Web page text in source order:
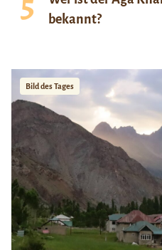
bekannt?
Bild des Tages